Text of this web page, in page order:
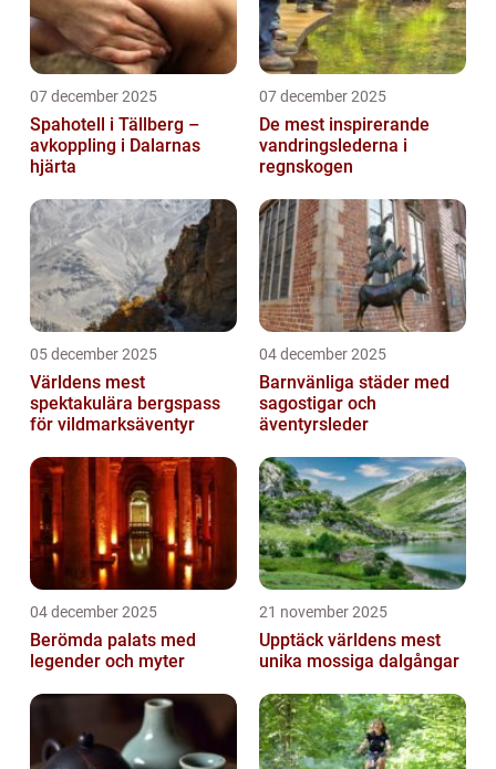
07 december 2025
Spahotell i Tällberg –
avkoppling i Dalarnas
hjärta
07 december 2025
De mest inspirerande
vandringslederna i
regnskogen
05 december 2025
Världens mest
spektakulära bergspass
för vildmarksäventyr
04 december 2025
Barnvänliga städer med
sagostigar och
äventyrsleder
04 december 2025
Berömda palats med
legender och myter
21 november 2025
Upptäck världens mest
unika mossiga dalgångar